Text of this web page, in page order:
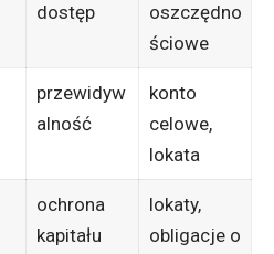
dostęp
oszczędno
ściowe
przewidyw
alność
konto
celowe,
lokata
ochrona
kapitału
lokaty,
obligacje o